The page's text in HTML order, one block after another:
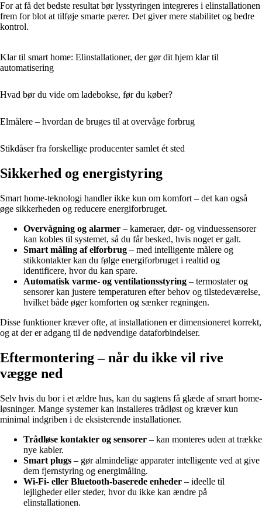
For at få det bedste resultat bør lysstyringen integreres i elinstallationen
frem for blot at tilføje smarte pærer. Det giver mere stabilitet og bedre
kontrol.
Klar til smart home: Elinstallationer, der gør dit hjem klar til
automatisering
Hvad bør du vide om ladebokse, før du køber?
Elmålere – hvordan de bruges til at overvåge forbrug
Stikdåser fra forskellige producenter samlet ét sted
Sikkerhed og energistyring
Smart home-teknologi handler ikke kun om komfort – det kan også
øge sikkerheden og reducere energiforbruget.
Overvågning og alarmer – kameraer, dør- og vinduessensorer
kan kobles til systemet, så du får besked, hvis noget er galt.
Smart måling af elforbrug – med intelligente målere og
stikkontakter kan du følge energiforbruget i realtid og
identificere, hvor du kan spare.
Automatisk varme- og ventilationsstyring – termostater og
sensorer kan justere temperaturen efter behov og tilstedeværelse,
hvilket både øger komforten og sænker regningen.
Disse funktioner kræver ofte, at installationen er dimensioneret korrekt,
og at der er adgang til de nødvendige dataforbindelser.
Eftermontering – når du ikke vil rive
vægge ned
Selv hvis du bor i et ældre hus, kan du sagtens få glæde af smart home-
løsninger. Mange systemer kan installeres trådløst og kræver kun
minimal indgriben i de eksisterende installationer.
Trådløse kontakter og sensorer – kan monteres uden at trække
nye kabler.
Smart plugs – gør almindelige apparater intelligente ved at give
dem fjernstyring og energimåling.
Wi-Fi- eller Bluetooth-baserede enheder – ideelle til
lejligheder eller steder, hvor du ikke kan ændre på
elinstallationen.